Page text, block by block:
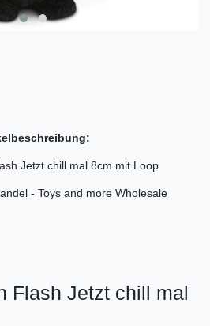
Jetzt chill mal 8cm mit Loop
- Toys and more Wholesale
Flash Jetzt chill mal